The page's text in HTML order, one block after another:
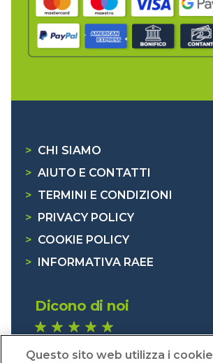
> CHI SIAMO
> AIUTO E CONTATTI
> TERMINI E CONDIZIONI
>
PRIVACY POLICY
> COOKIE POLICY
>
INFORMATIVA RAEE
Dicono di noi
Eccellente (4,8)
Questo sito web utilizza i cookie